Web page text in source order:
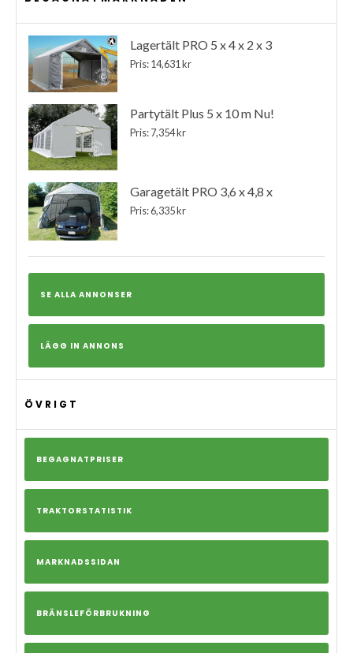
Lagertält PRO 5 x 4 x 2 x 3
Pris: 14,631 kr
Partytält Plus 5 x 10 m Nu!
Pris: 7,354 kr
Garagetält PRO 3,6 x 4,8 x
Pris: 6,335 kr
SE ALLA ANNONSER
LÄGG IN ANNONS
ÖVRIGT
BEGAGNATPRISER
TRAKTORSTATISTIK
MARKNADSSIDAN
BRÄNSLEFÖRBRUKNING